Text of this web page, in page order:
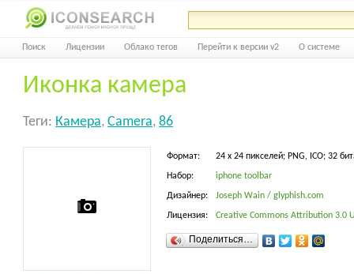
Поиск Лицензии Облако тегов Перейти к версии v2 О системе
Иконка камера
Теги: Камера, Camera, 86
Формат: 24 x 24 пикселей; PNG, ICO; 32
Набор: iphone toolbar
Дизайнер: Joseph Wain / glyphish.com
Лицензия: Creative Commons Attribution 3.0
Поделиться…